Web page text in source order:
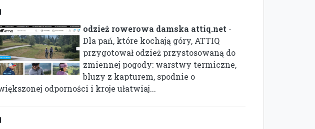
odzież rowerowa damska attiq.net -
Dla pań, które kochają góry, ATTIQ
przygotował odzież przystosowaną do
zmiennej pogody: warstwy termiczne,
bluzy z kapturem, spodnie o
odporności i kroje ułatwiaj...